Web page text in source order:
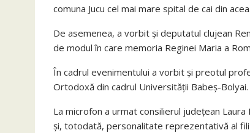
comuna Jucu cel mai mare spital de cai din
De asemenea, a vorbit și deputatul clujean
de modul în care memoria Reginei Maria a
În cadrul evenimentului a vorbit și preotul
Ortodoxă din cadrul Universității Babeș-Bolyai.
La microfon a urmat consilierul județean
și, totodată, personalitate reprezentativă al